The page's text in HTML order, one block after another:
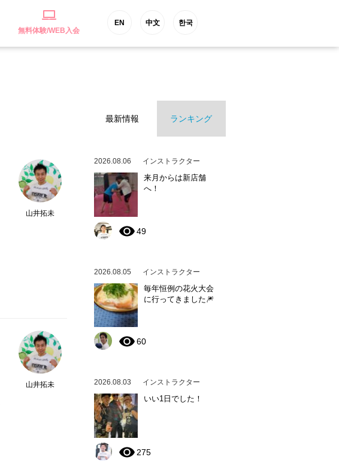
無料体験/WEB入会
EN 中文 한국
山井拓未
山井拓未
最新情報 ランキング
2026.08.06 インストラクター
来月からは新店舗
へ！
49
2026.08.05 インストラクター
毎年恒例の花火大会
に行ってきました🎆
60
2026.08.03 インストラクター
いい1日でした！
275